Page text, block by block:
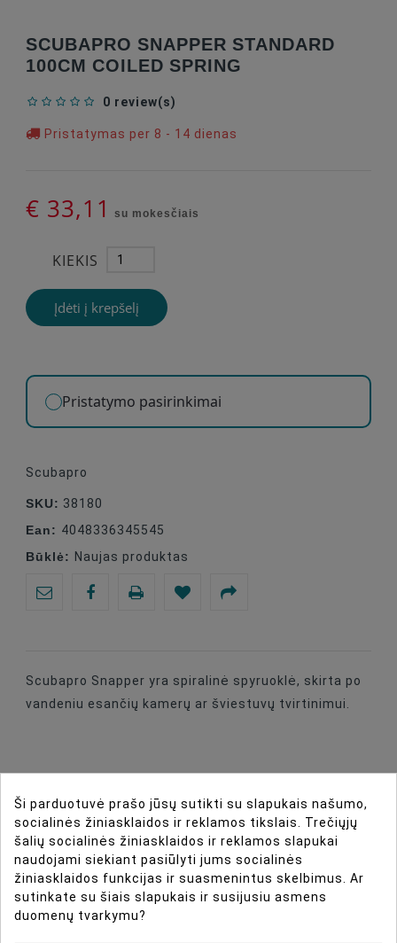
SCUBAPRO SNAPPER STANDARD
100CM COILED SPRING
0 review(s)
Pristatymas per 8 - 14 dienas
€ 33,11 su mokesčiais
KIEKIS
Įdėti į krepšelį
Pristatymo pasirinkimai
Scubapro
SKU: 38180
Ean: 4048336345545
Būklė: Naujas produktas
Scubapro Snapper yra spiralinė spyruoklė, skirta po
vandeniu esančių kamerų ar šviestuvų tvirtinimui.
DIRBTINIO INTELEKTO ASISTENTAS
DAUGIAU INFORMACIJOS
DUOMENŲ LAPAS
Ši parduotuvė prašo jūsų sutikti su slapukais našumo,
socialinės žiniasklaidos ir reklamos tikslais. Trečiųjų
šalių socialinės žiniasklaidos ir reklamos slapukai
naudojami siekiant pasiūlyti jums socialinės
žiniasklaidos funkcijas ir suasmenintus skelbimus. Ar
sutinkate su šiais slapukais ir susijusiu asmens
duomenų tvarkymu?